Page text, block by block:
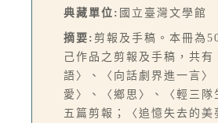
典藏單位: 國立臺灣文學館
摘要: 剪報及手稿。本冊為
己作品之剪報及手稿，共有
語〉、〈向話劇界進一言〉
愛〉、〈鄉思〉、〈輕三隊
五篇剪報；〈追憶失去的美